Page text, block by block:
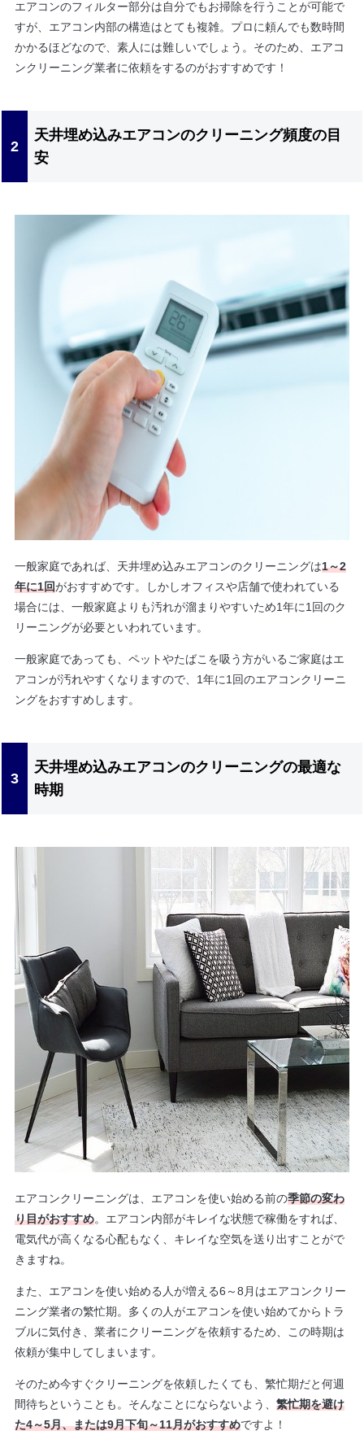
エアコンのフィルター部分は自分でもお掃除を行うことが可能で
すが、エアコン内部の構造はとても複雑。プロに頼んでも数時間
かかるほどなので、素人には難しいでしょう。そのため、エアコ
ンクリーニング業者に依頼をするのがおすすめです！
天井埋め込みエアコンのクリーニング頻度の目
安
一般家庭であれば、天井埋め込みエアコンのクリーニングは1～2
年に1回がおすすめです。しかしオフィスや店舗で使われている
場合には、一般家庭よりも汚れが溜まりやすいため1年に1回のク
リーニングが必要といわれています。
一般家庭であっても、ペットやたばこを吸う方がいるご家庭はエ
アコンが汚れやすくなりますので、1年に1回のエアコンクリーニ
ングをおすすめします。
天井埋め込みエアコンのクリーニングの最適な
時期
エアコンクリーニングは、エアコンを使い始める前の季節の変わ
り目がおすすめ。エアコン内部がキレイな状態で稼働をすれば、
電気代が高くなる心配もなく、キレイな空気を送り出すことがで
きますね。
また、エアコンを使い始める人が増える6～8月はエアコンクリー
ニング業者の繁忙期。多くの人がエアコンを使い始めてからトラ
ブルに気付き、業者にクリーニングを依頼するため、この時期は
依頼が集中してしまいます。
そのため今すぐクリーニングを依頼したくても、繁忙期だと何週
間待ちということも。そんなことにならないよう、 繁忙期を避け
た4～5月、または9月下旬～11月がおすすめですよ！